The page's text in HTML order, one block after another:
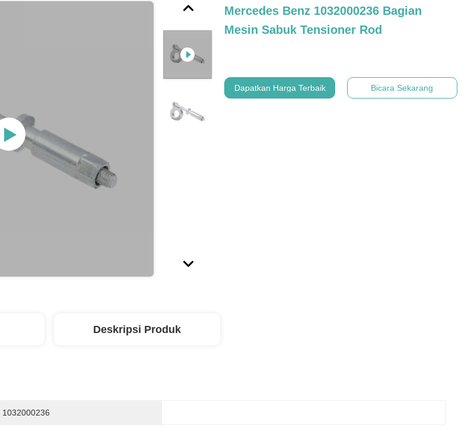
Mercedes Benz 1032000236 Bagian
Mesin Sabuk Tensioner Rod
Dapatkan Harga Terbaik Bicara Sekarang
Deskripsi Produk
1032000236